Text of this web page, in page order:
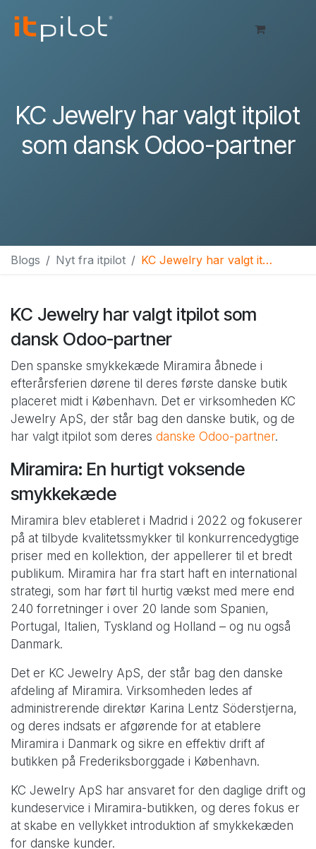
KC Jewelry har valgt itpilot
som dansk Odoo-partner
Blogs Nyt fra itpilot KC Jewelry har valgt itpilot som dansk Odoo-partner
KC Jewelry har valgt itpilot som
dansk Odoo-partner
Den spanske smykkekæde Miramira åbnede i
efterårsferien dørene til deres første danske butik
placeret midt i København. Det er virksomheden KC
Jewelry ApS, der står bag den danske butik, og de
har valgt itpilot som deres danske Odoo-partner.
Miramira: En hurtigt voksende
smykkekæde
Miramira blev etableret i Madrid i 2022 og fokuserer
på at tilbyde kvalitetssmykker til konkurrencedygtige
priser med en kollektion, der appellerer til et bredt
publikum. Miramira har fra start haft en international
strategi, som har ført til hurtig vækst med mere end
240 forretninger i over 20 lande som Spanien,
Portugal, Italien, Tyskland og Holland – og nu også
Danmark.
Det er KC Jewelry ApS, der står bag den danske
afdeling af Miramira. Virksomheden ledes af
administrerende direktør Karina Lentz Söderstjerna,
og deres indsats er afgørende for at etablere
Miramira i Danmark og sikre en effektiv drift af
butikken på Frederiksborggade i København.
KC Jewelry ApS har ansvaret for den daglige drift og
kundeservice i Miramira-butikken, og deres fokus er
at skabe en vellykket introduktion af smykkekæden
for danske kunder.